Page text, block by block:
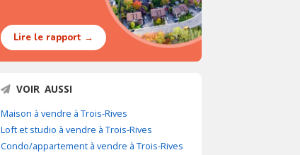
Lire le rapport →
VOIR AUSSI
Maison à vendre à Trois-Rives
Loft et studio à vendre à Trois-Rives
Condo/appartement à vendre à Trois-Rives